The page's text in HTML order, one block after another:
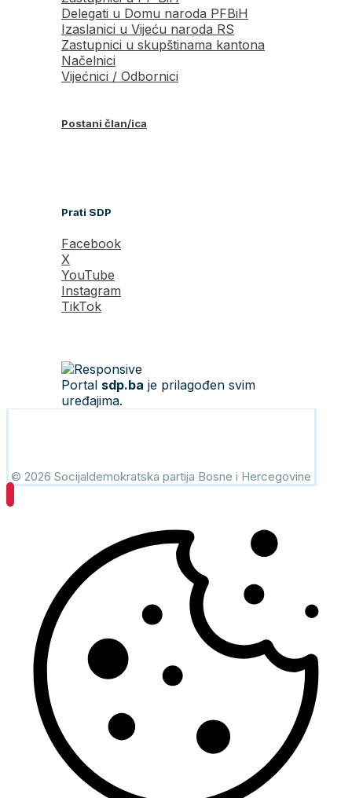
Delegati u Domu naroda PFBiH
Izaslanici u Vijeću naroda RS
Zastupnici u skupštinama kantona
Načelnici
Vijećnici / Odbornici
Postani član/ica
Prati SDP
Facebook
X
YouTube
Instagram
TikTok
Portal sdp.ba je prilagođen svim
uređajima.
© 2026 Socijaldemokratska partija Bosne i Hercegovine